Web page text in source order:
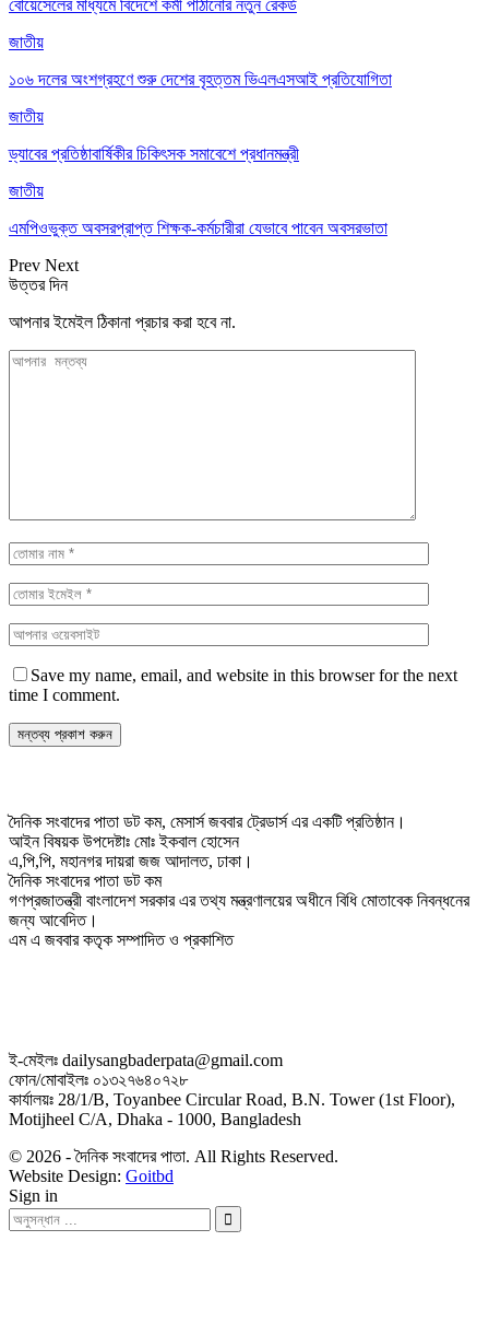
বোয়েসেলের মাধ্যমে বিদেশে কর্মী পাঠানোর নতুন রেকর্ড
জাতীয়
১০৬ দলের অংশগ্রহণে শুরু দেশের বৃহত্তম ভিএলএসআই প্রতিযোগিতা
জাতীয়
ড্যাবের প্রতিষ্ঠাবার্ষিকীর চিকিৎসক সমাবেশে প্রধানমন্ত্রী
জাতীয়
এমপিওভুক্ত অবসরপ্রাপ্ত শিক্ষক-কর্মচারীরা যেভাবে পাবেন অবসরভাতা
Prev Next
উত্তর দিন
আপনার ইমেইল ঠিকানা প্রচার করা হবে না.
Save my name, email, and website in this browser for the next
time I comment.
দৈনিক সংবাদের পাতা ডট কম, মেসার্স জববার ট্রেডার্স এর একটি প্রতিষ্ঠান।
আইন বিষয়ক উপদেষ্টাঃ মোঃ ইকবাল হোসেন
এ,পি,পি, মহানগর দায়রা জজ আদালত, ঢাকা।
দৈনিক সংবাদের পাতা ডট কম
গণপ্রজাতন্ত্রী বাংলাদেশ সরকার এর তথ্য মন্ত্রণালয়ের অধীনে বিধি মোতাবেক নিবন্ধনের
জন্য আবেদিত।
এম এ জববার কতৃক সম্পাদিত ও প্রকাশিত
ই-মেইলঃ dailysangbaderpata@gmail.com
ফোন/মোবাইলঃ ০১৩২৭৬৪০৭২৮
কার্যালয়ঃ 28/1/B, Toyanbee Circular Road, B.N. Tower (1st Floor),
Motijheel C/A, Dhaka - 1000, Bangladesh
© 2026 - দৈনিক সংবাদের পাতা. All Rights Reserved.
Website Design: Goitbd
Sign in